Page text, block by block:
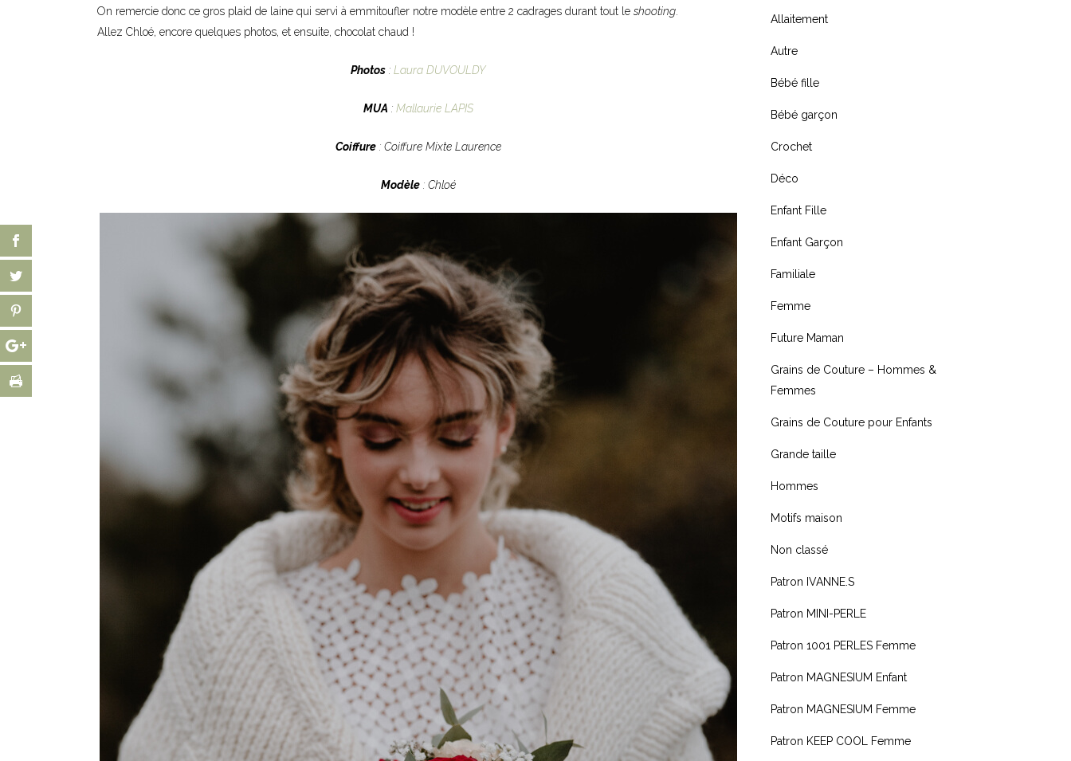
On remercie donc ce gros plaid de laine qui servi à emmitoufler notre modèle entre 2 cadrages durant tout le shooting
Allez Chloé, encore quelques photos, et ensuite, chocolat chaud !
Photos : Laura DUVOULDY
MUA :Mallaurie LAPIS
Coiffure: Coiffure Mixte Laurence
Modèle: Chloé
Allaitement
Autre
Bébé fille
Bébé garçon
Crochet
Déco
Enfant Fille
Enfant Garçon
Familiale
Femme
Future Maman
Grains de Couture – Hommes &
Femmes
Grains de Couture pour Enfants
Grande taille
Hommes
Motifs maison
Non classé
Patron IVANNE.S
Patron MINI-PERLE
Patron 1001 PERLES Femme
Patron MAGNESIUM Enfant
Patron MAGNESIUM Femme
Patron KEEP COOL Femme